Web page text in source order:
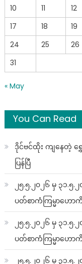
10
11 12
17
18 19
24
25 26
31
« May
You Can Read
ဒိုင်ဗင်ထိုး ကျနေတဲ့ ရွှ
ပြန်ပြီ
၂၅.၅.၂၀၂၆ မှ ၃၁.
ပတ်စာကံကြမ္မာဟောကိ
၂၅.၅.၂၀၂၆ မှ ၃၁.
ပတ်စာကံကြမ္မာဟောကိ
၂၅.၅.၂၀၂၆ မှ ၃၁.